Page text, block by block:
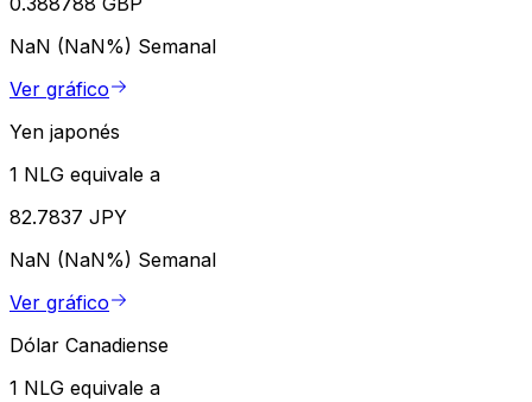
NaN (NaN%) Semanal
Ver gráfico
Yen japonés
1 NLG equivale a
82.7837 JPY
NaN (NaN%) Semanal
Ver gráfico
Dólar Canadiense
1 NLG equivale a